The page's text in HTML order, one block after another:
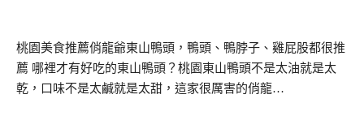
桃園美食推薦俏龍爺東山鴨頭，鴨頭、鴨脖子、雞屁股都很推
薦 哪裡才有好吃的東山鴨頭？桃園東山鴨頭不是太油就是太
乾，口味不是太鹹就是太甜，這家很厲害的俏龍…